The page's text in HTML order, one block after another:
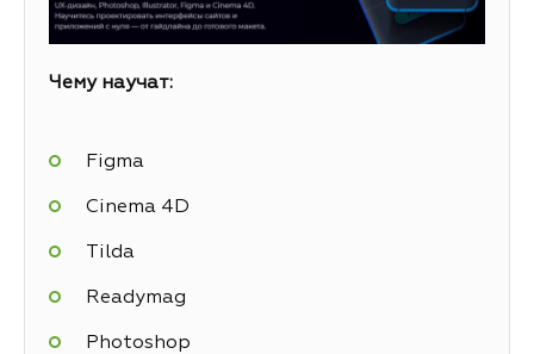
Чему научат:
Figma
Cinema 4D
Tilda
Readymag
Photoshop